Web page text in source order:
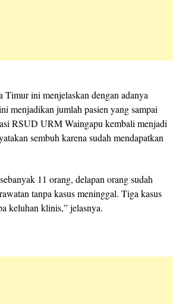
ini menjelaskan dengan adanya
menjadikan jumlah pasien yang sampai
RSUD URM Waingapu kembali menjadi
sembuh karena sudah mendapatkan
11 orang, delapan orang sudah
tanpa kasus meninggal. Tiga kasus
keluhan klinis,” jelasnya.